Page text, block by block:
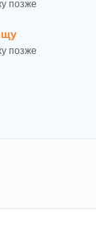
позже
позже